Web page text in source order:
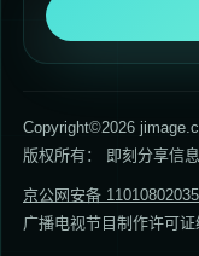
Copyright©2026
版权所有： 即刻分享信
京公网安备
广播电视节目制作许可